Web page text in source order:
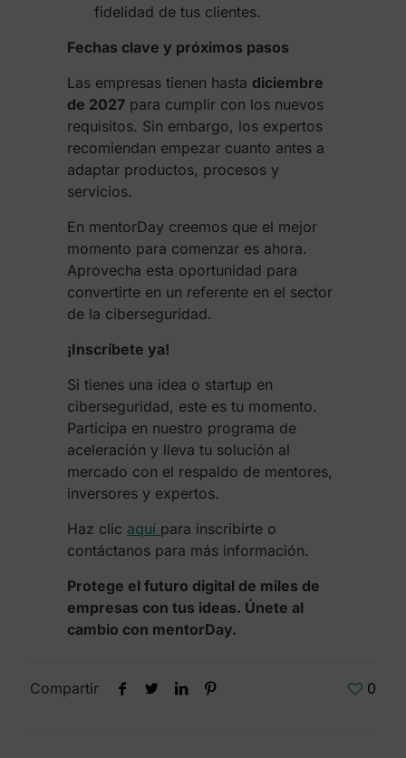
fidelidad de tus clientes.
Fechas clave y próximos pasos
Las empresas tienen hasta diciembre
de 2027para cumplir con los nuevos
requisitos. Sin embargo, los expertos
recomiendan empezar cuanto antes a
adaptar productos, procesos y
servicios.
En mentorDay creemos que el mejor
momento para comenzar es ahora.
Aprovecha esta oportunidad para
convertirte en un referente en el sector
de la ciberseguridad.
¡Inscríbete ya!
Si tienes una idea o startup en
ciberseguridad, este es tu momento.
Participa en nuestro programa de
aceleración y lleva tu solución al
mercado con el respaldo de mentores,
inversores y expertos.
Haz clic aquí para inscribirte o
contáctanos para más información.
Protege el futuro digital de miles de
empresas con tus ideas. Únete al
cambio con mentorDay.
Compartir 0